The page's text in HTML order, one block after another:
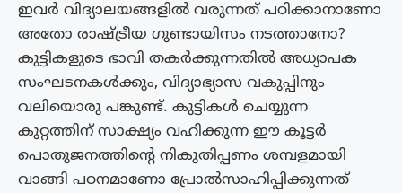
ഇവർ വിദ്യാലയങ്ങളിൽ വരുന്നത് പഠിക്കാനാണോ
അതോ രാഷ്ട്രീയ ഗുണ്ടായിസം നടത്താനോ?
കുട്ടികളുടെ ഭാവി തകർക്കുന്നതിൽ അധ്യാപക
സംഘടനകൾക്കും, വിദ്യാഭ്യാസ വകുപ്പിനും
വലിയൊരു പങ്കുണ്ട്. കുട്ടികൾ ചെയ്യുന്ന
കുറ്റത്തിന് സാക്ഷ്യം വഹിക്കുന്ന ഈ കൂട്ടർ
പൊതുജനത്തിൻ്റെ നികുതിപ്പണം ശമ്പളമായി
വാങ്ങി പഠനമാണോ പ്രോൽസാഹിപ്പിക്കുന്നത്